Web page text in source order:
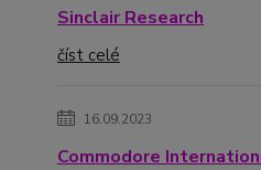
Sinclair Research
číst celé
16.09.2023
Commodore